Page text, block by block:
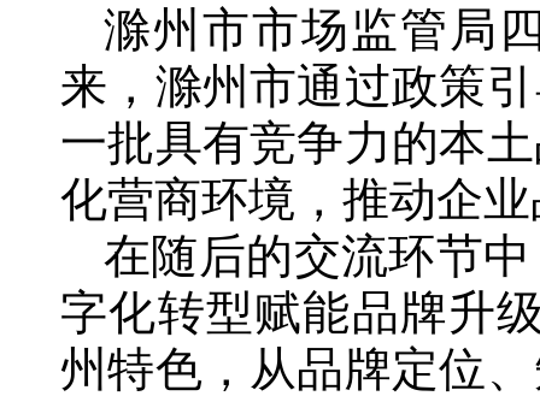
滁州市市场监管局
来，滁州市通过政策
一批具有竞争力的本
化营商环境，推动企
在随后的交流环节
字化转型赋能品牌升
州特色，从品牌定位